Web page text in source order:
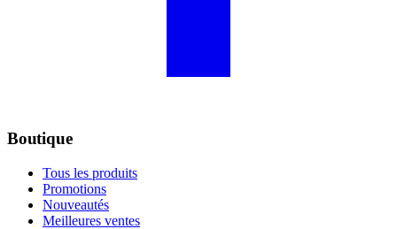
Boutique
Tous les produits
Promotions
Nouveautés
Meilleures ventes